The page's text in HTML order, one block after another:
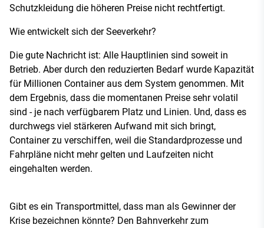
Schutzkleidung die höheren Preise nicht rechtfertigt.
Wie entwickelt sich der Seeverkehr?
Die gute Nachricht ist: Alle Hauptlinien sind soweit in
Betrieb. Aber durch den reduzierten Bedarf wurde Kapazität
für Millionen Container aus dem System genommen. Mit
dem Ergebnis, dass die momentanen Preise sehr volatil
sind - je nach verfügbarem Platz und Linien. Und, dass es
durchwegs viel stärkeren Aufwand mit sich bringt,
Container zu verschiffen, weil die Standardprozesse und
Fahrpläne nicht mehr gelten und Laufzeiten nicht
eingehalten werden.
Gibt es ein Transportmittel, dass man als Gewinner der
Krise bezeichnen könnte? Den Bahnverkehr zum